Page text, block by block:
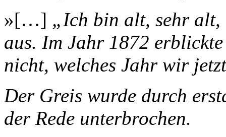
»[…] „Ich bin alt, sehr alt,
aus. Im Jahr 1872
nicht, welches Jahr wir
Der Greis wurde durch
der Rede unterbrochen.